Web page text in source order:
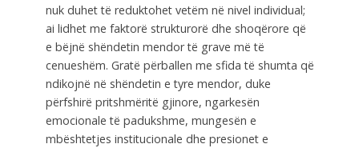
nuk duhet të reduktohet vetëm në nivel individual;
ai lidhet me faktorë strukturorë dhe shoqërore që
e bëjnë shëndetin mendor të grave më të
cenueshëm. Gratë përballen me sfida të shumta që
ndikojnë në shëndetin e tyre mendor, duke
përfshirë pritshmëritë gjinore, ngarkesën
emocionale të padukshme, mungesën e
mbështetjes institucionale dhe presionet e